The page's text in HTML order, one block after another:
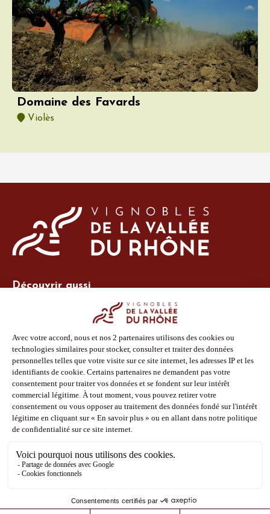
Domaine des Favards
Violès
Découvrir aussi
Espace adhérent
Espace presse
Phototèque
Suivez-nous
Facebook
Instagram
Pinterest
Youtube